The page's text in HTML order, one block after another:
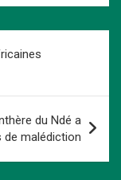
py
Li
n
k
ta
du Ndé a
de malédiction